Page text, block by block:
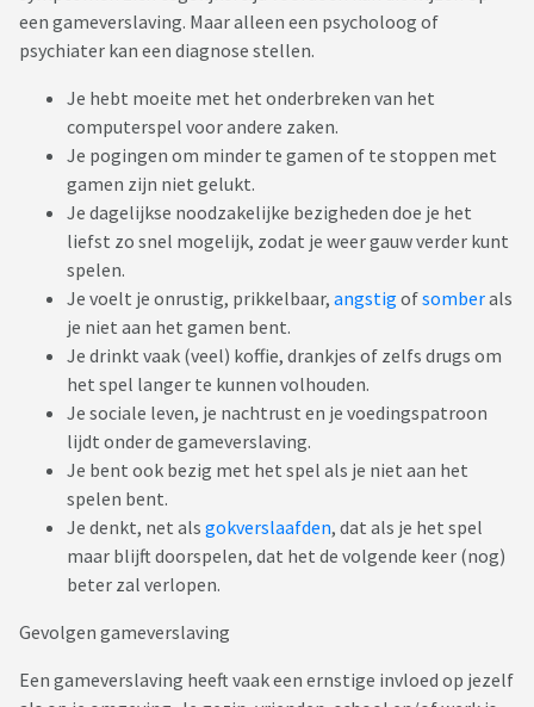
een gameverslaving. Maar alleen een psycholoog of
psychiater kan een diagnose stellen.
Je hebt moeite met het onderbreken van het
computerspel voor andere zaken.
Je pogingen om minder te gamen of te stoppen met
gamen zijn niet gelukt.
Je dagelijkse noodzakelijke bezigheden doe je het
liefst zo snel mogelijk, zodat je weer gauw verder kunt
spelen.
Je voelt je onrustig, prikkelbaar, angstig ofsomberals
je niet aan het gamen bent.
Je drinkt vaak (veel) koffie, drankjes of zelfs drugs om
het spel langer te kunnen volhouden.
Je sociale leven, je nachtrust en je voedingspatroon
lijdt onder de gameverslaving.
Je bent ook bezig met het spel als je niet aan het
spelen bent.
Je denkt, net als gokverslaafden, dat als je het spel
maar blijft doorspelen, dat het de volgende keer (nog)
beter zal verlopen.
Gevolgen gameverslaving
Een gameverslaving heeft vaak een ernstige invloed op jezelf